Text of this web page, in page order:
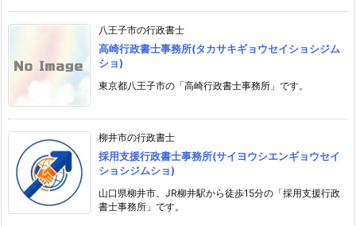
八王子市の行政書士
高崎行政書士事務所(タカサキギョウセイショシジム
ショ)
東京都八王子市の「高崎行政書士事務所」です。
柳井市の行政書士
採用支援行政書士事務所(サイヨウシエンギョウセイ
ショシジムショ)
山口県柳井市、JR柳井駅から徒歩15分の「採用支援行政
書士事務所」です。